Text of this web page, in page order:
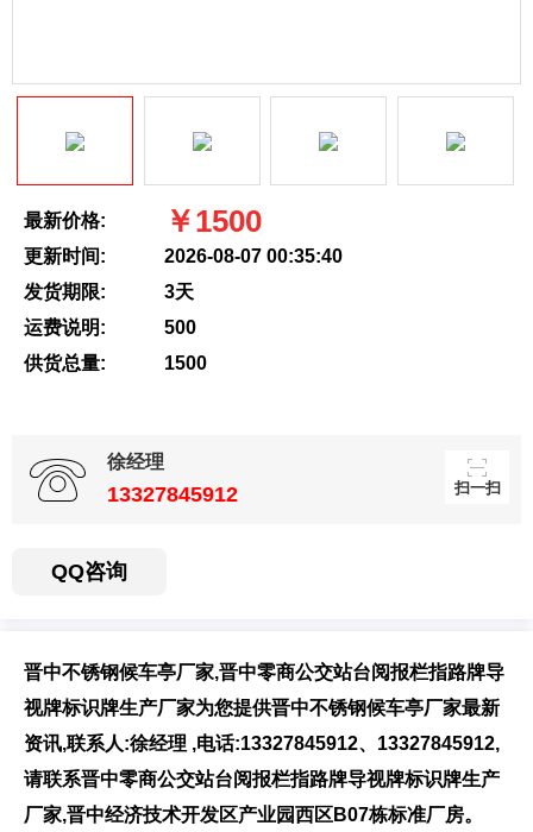
最新价格: ￥1500
更新时间:
2026-08-07 00:35:40
发货期限:
3天
运费说明:
500
供货总量:
1500
徐经理
13327845912 扫一扫
QQ咨询
晋中不锈钢候车亭厂家,晋中零商公交站台阅报栏指路牌导
视牌标识牌生产厂家为您提供晋中不锈钢候车亭厂家最新
资讯,联系人:徐经理 ,电话:13327845912、13327845912,
请联系晋中零商公交站台阅报栏指路牌导视牌标识牌生产
厂家,晋中经济技术开发区产业园西区B07栋标准厂房。